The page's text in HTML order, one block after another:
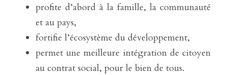
profite d’abord à la famille, la communauté
et au pays,
fortifie l’écosystème du développement,
permet une meilleure intégration de citoyen
au contrat social, pour le bien de tous.